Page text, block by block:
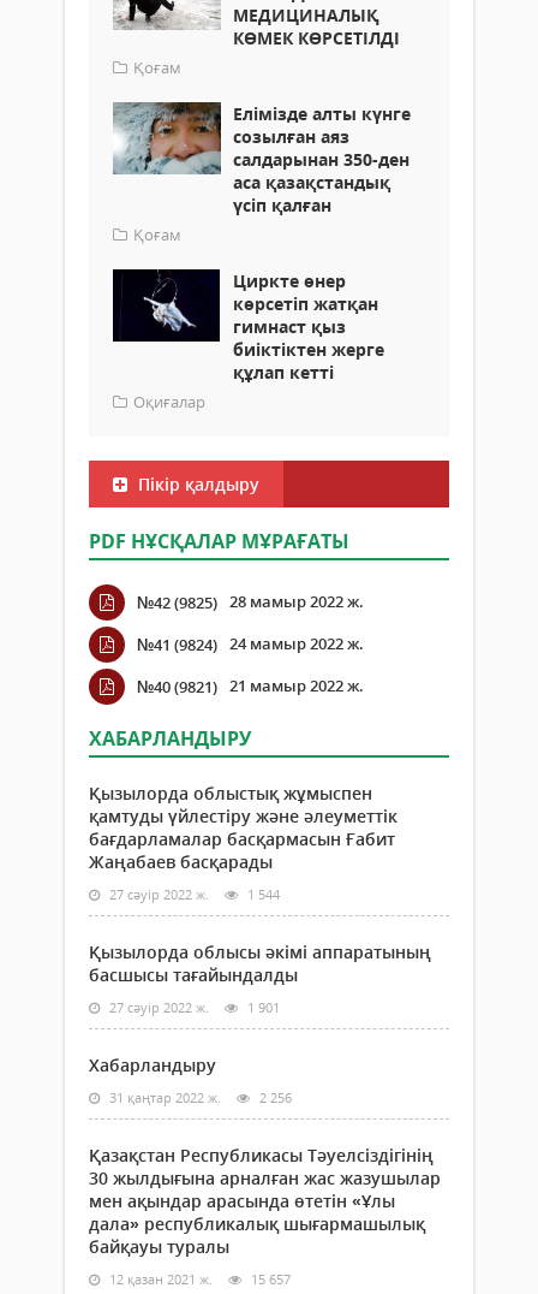
МЕДИЦИНАЛЫҚ
КӨМЕК КӨРСЕТІЛДІ
Қоғам
Елімізде алты күнге
созылған аяз
салдарынан 350-ден
аса қазақстандық
үсіп қалған
Қоғам
Циркте өнер
көрсетіп жатқан
гимнаст қыз
биіктіктен жерге
құлап кетті
Оқиғалар
Пікір қалдыру
PDF НҰСҚАЛАР МҰРАҒАТЫ
№42 (9825) 28 мамыр 2022 ж.
№41 (9824) 24 мамыр 2022 ж.
№40 (9821) 21 мамыр 2022 ж.
ХАБАРЛАНДЫРУ
Қызылорда облыстық жұмыспен
қамтуды үйлестіру және әлеуметтік
бағдарламалар басқармасын Ғабит
Жаңабаев басқарады
27 сәуір 2022 ж. 1 544
Қызылорда облысы әкімі аппаратының
басшысы тағайындалды
27 сәуір 2022 ж. 1 901
Хабарландыру
31 қаңтар 2022 ж. 2 256
Қазақстан Республикасы Тәуелсіздігінің
30 жылдығына арналған жас жазушылар
мен ақындар арасында өтетін «Ұлы
дала» республикалық шығармашылық
байқауы туралы
12 қазан 2021 ж. 15 657